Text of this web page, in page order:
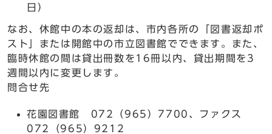
日）
なお、休館中の本の返却は、市内各所の「図書返却ポ
スト」または開館中の市立図書館でできます。また、
臨時休館の間は貸出冊数を16冊以内、貸出期間を3
週間以内に変更します。
問合せ先
花園図書館 072（965）7700、ファクス
072（965）9212